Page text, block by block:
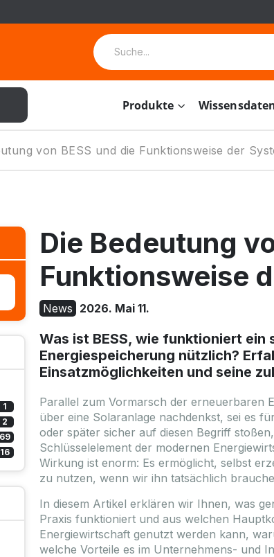
Produkte
von BESS und die Funktionsweise der
Die Bedeutung
Funktionsweise
News 2026. Mai 11.
Was ist BESS, wie funktioniert
Energiespeicherung nützlich?
Einsatzmöglichkeiten und seine
Parallel zum Vormarsch der erneuerbaren
über eine Solaranlage nachdenkst, sei es
oder später sicher auf diesen Begriff
Schlüsselelement der modernen
Wirkung ist enorm: Es ermöglicht, selbst
zu nutzen, wenn wir ihn tatsächlich
In diesem Artikel erklären wir Ihnen, was
Praxis funktioniert und aus welchen
Energiewirtschaft genutzt werden kann,
welche Vorteile es im Unternehmens- und
1
2
69
16